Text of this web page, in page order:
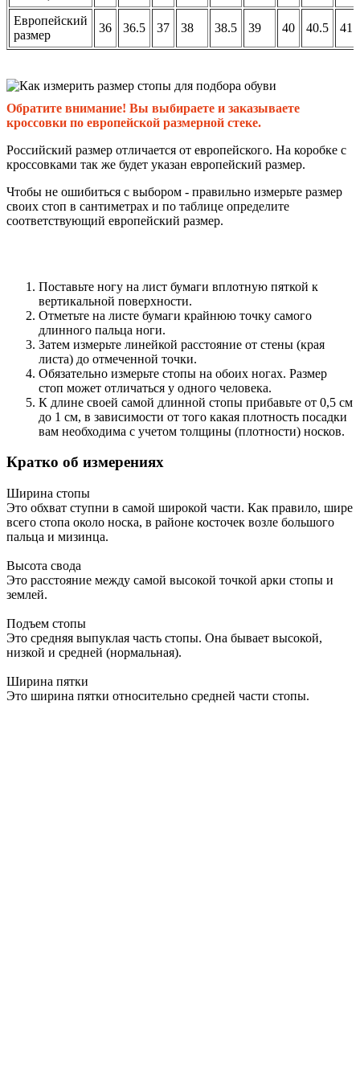
Европейский
размер
36 36.5 37 38 38.5 39 40 40.5 41
Обратите внимание! Вы выбираете и заказываете
кроссовки по европейской размерной стеке.
Российский размер отличается от европейского. На коробке с
кроссовками так же будет указан европейский размер.
Чтобы не ошибиться с выбором - правильно измерьте размер
своих стоп в сантиметрах и по таблице определите
соответствующий европейский размер.
Поставьте ногу на лист бумаги вплотную пяткой к
вертикальной поверхности.
Отметьте на листе бумаги крайнюю точку самого
длинного пальца ноги.
Затем измерьте линейкой расстояние от стены (края
листа) до отмеченной точки.
Обязательно измерьте стопы на обоих ногах. Размер
стоп может отличаться у одного человека.
К длине своей самой длинной стопы прибавьте от 0,5 см
до 1 см, в зависимости от того какая плотность посадки
вам необходима с учетом толщины (плотности) носков.
Кратко об измерениях
Ширина стопы
Это обхват ступни в самой широкой части. Как правило, шире
всего стопа около носка, в районе косточек возле большого
пальца и мизинца.
Высота свода
Это расстояние между самой высокой точкой арки стопы и
землей.
Подъем стопы
Это средняя выпуклая часть стопы. Она бывает высокой,
низкой и средней (нормальная).
Ширина пятки
Это ширина пятки относительно средней части стопы.